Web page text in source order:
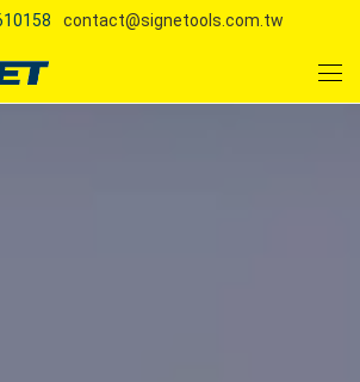
contact@signetools.com.tw